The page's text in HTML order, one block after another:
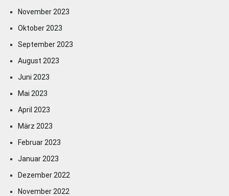
November 2023
Oktober 2023
September 2023
August 2023
Juni 2023
Mai 2023
April 2023
März 2023
Februar 2023
Januar 2023
Dezember 2022
November 2022